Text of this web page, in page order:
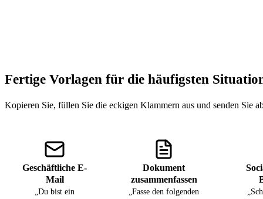
Fertige Vorlagen für die häufigsten
Kopieren Sie, füllen Sie die eckigen Klammern aus und senden Sie
Geschäftliche E-
Mail
„Du bist ein
Dokument
zusammenfassen
„Fasse den folgenden